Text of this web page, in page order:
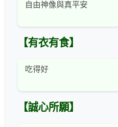
自由神像與真平安
【有衣有食】
吃得好
【誠心所願】